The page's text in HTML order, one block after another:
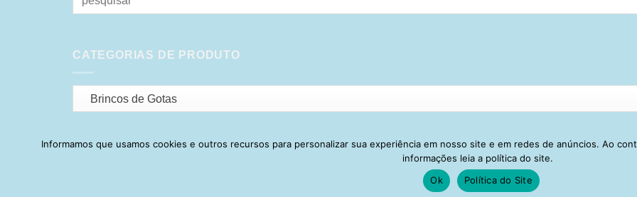
por:
CATEGORIAS DE PRODUTO
Brincos de Gotas
Visa PayPal Stripe MasterCardCash
TROCA E DEVOLUÇÃO GARANTIA
Informamos que usamos cookies e outros recursos para personalizar sua experiência em nosso site e em redes de anúncios. Ao
informações leia a política do site.
Ok
Política do Site